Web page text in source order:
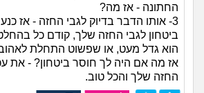
החתונה - אז מה?
3- אותו הדבר בדיוק לגבי החזה - אז
ביטחון לגבי החזה שלך, קודם כל
הוא גדל מעט, או שפשוט התחלת לאהוב
אז מה אם היה לך חוסר ביטחון? - את
החזה שלך והכל טוב.